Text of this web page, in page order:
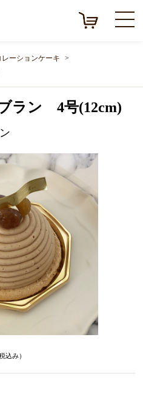
レーションケーキ
ラン 4号(12cm)
込み）